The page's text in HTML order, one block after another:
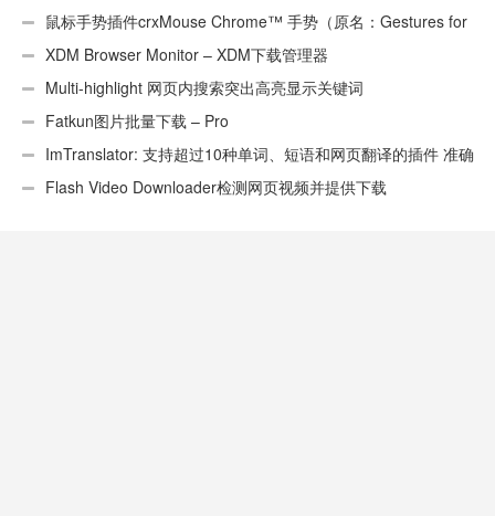
鼠标手势插件crxMouse Chrome™ 手势（原名：Gestures for
Chrome(TM)汉化版）
XDM Browser Monitor – XDM下载管理器
Multi-highlight 网页内搜索突出高亮显示关键词
Fatkun图片批量下载 – Pro
ImTranslator: 支持超过10种单词、短语和网页翻译的插件 准确
性不错Flash Video Downloader检测网页视频并提供下载